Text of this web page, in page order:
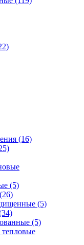
(16)
(5)
(26)
(5)
(5)